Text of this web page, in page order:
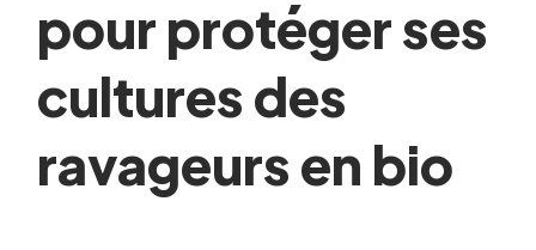
pour protéger ses
cultures des
ravageurs en bio